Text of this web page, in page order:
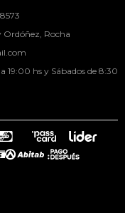
Ordóñez, Rocha
19:00 hs y Sábados de 8:30